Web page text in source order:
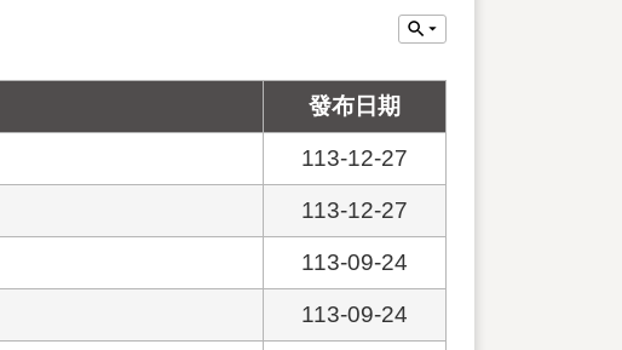
發布日期
113-12-27
113-12-27
113-09-24
113-09-24